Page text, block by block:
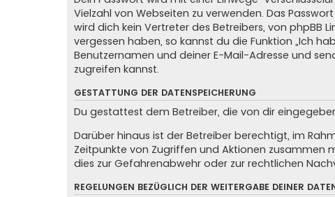
Vielzahl von Webseiten zu verwenden. Das
wird dich kein Vertreter des Betreibers, von phpBB
vergessen haben, so kannst du die Funktion „Ich
Benutzernamen und deiner E-Mail-Adresse und
zugreifen kannst.
GESTATTUNG DER DATENSPEICHERUNG
Du gestattest dem Betreiber, die von dir
Darüber hinaus ist der Betreiber berechtigt, im
Zeitpunkte von Zugriffen und Aktionen zusammen
dies zur Gefahrenabwehr oder zur rechtlichen
REGELUNGEN BEZÜGLICH DER WEITERGABE DEINER